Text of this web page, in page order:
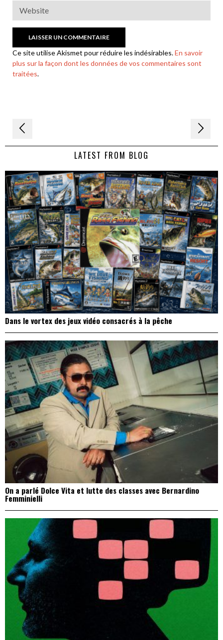
Ce site utilise Akismet pour réduire les indésirables.En savoir
plus sur la façon dont les données de vos commentaires sont
traitées.
Navigation
de LATEST FROM BLOG
Dans le vortex des jeux vidéo consacrés à la pêche
On a parlé Dolce Vita et lutte des classes avec Bernardino
Femminielli